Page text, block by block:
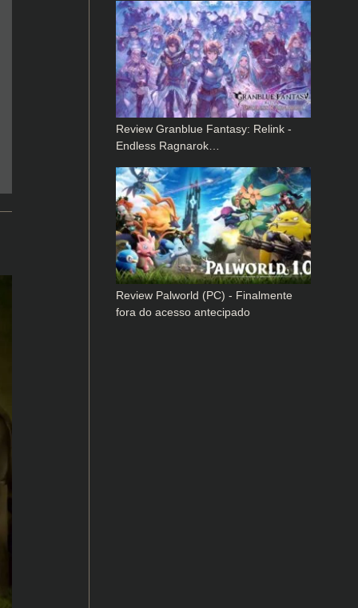
Review Granblue Fantasy: Relink -
Endless Ragnarok…
Review Palworld (PC) - Finalmente
fora do acesso antecipado